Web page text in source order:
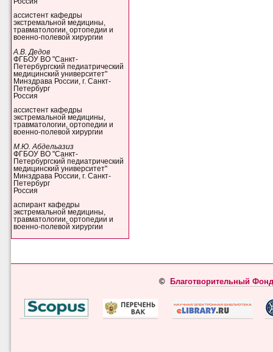
ассистент кафедры
экстремальной медицины,
травматологии, ортопедии и
военно-полевой хирургии
А.В. Дедов
ФГБОУ ВО "Санкт-
Петербургский педиатрический
медицинский университет"
Минздрава России, г. Санкт-
Петербург
Россия
ассистент кафедры
экстремальной медицины,
травматологии, ортопедии и
военно-полевой хирургии
М.Ю. Абдельазиз
ФГБОУ ВО "Санкт-
Петербургский педиатрический
медицинский университет"
Минздрава России, г. Санкт-
Петербург
Россия
аспирант кафедры
экстремальной медицины,
травматологии, ортопедии и
военно-полевой хирургии
© Благотворительный